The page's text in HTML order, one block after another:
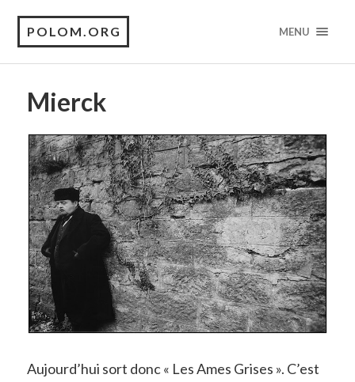
POLOM.ORG MENU
Mierck
Aujourd’hui sort donc « Les Ames Grises ». C’est